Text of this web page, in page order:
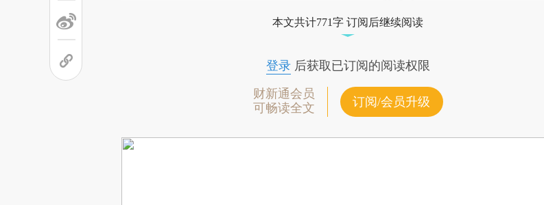
本文共计771字 订阅后继续阅读
登录后获取已订阅的阅读权限
财新通会员
可畅读全文
订阅/会员升级